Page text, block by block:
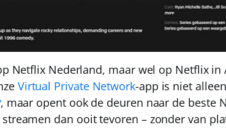
Netflix Nederland, maar wel op Netflix in
Virtual Private Network-app is niet
, maar opent ook de deuren naar de beste
dan ooit tevoren – zonder van